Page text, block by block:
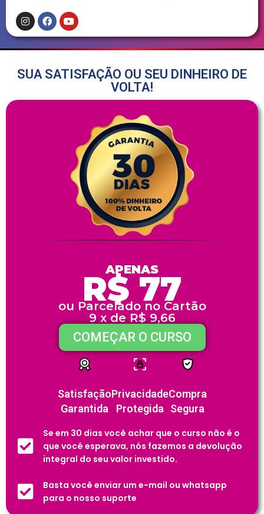
SUA SATISFAÇÃO OU SEU DINHEIRO DE
VOLTA!
APENAS
R$ 77
ou Parcelado no Cartão
9 x de R$ 9,66
COMEÇAR O CURSO
Satisfação
Garantida
Privacidade
Protegida
Compra
Segura
Se em 30 dias você achar que o curso não é o
que você esperava, nós fazemos a devolução
integral do seu valor investido.
Basta você enviar um e-mail ou whatsapp
para o nosso suporte